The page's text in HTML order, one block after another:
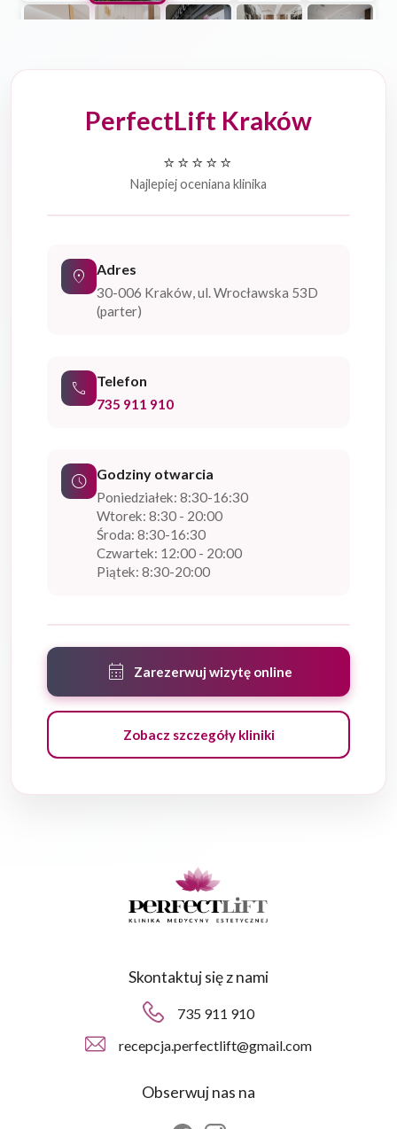
PerfectLift Kraków
⭐⭐⭐⭐⭐
Najlepiej oceniana klinika
location_on Adres
30-006 Kraków, ul. Wrocławska 53D
(parter)
phone Telefon
735 911 910
schedule Godziny otwarcia
Poniedziałek: 8:30-16:30
Wtorek: 8:30 - 20:00
Środa: 8:30-16:30
Czwartek: 12:00 - 20:00
Piątek: 8:30-20:00
calendar_month Zarezerwuj wizytę online
Zobacz szczegóły kliniki
Skontaktuj się z nami
735 911 910
recepcja.perfectlift@gmail.com
Obserwuj nas na